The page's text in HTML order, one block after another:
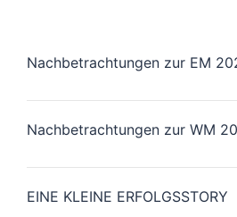
Nachbetrachtungen zur EM
Nachbetrachtungen zur WM
EINE KLEINE ERFOLGSSTORY